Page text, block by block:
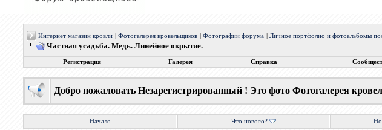
Интернет магазин кровли |Фотогалерея кровельщиков |Фотографии форума |Личное портфолио и фотоальбомы
Частная усадьба. Медь. Линейное окрытие.
Регистрация Галерея Справка
Добро пожаловать Незарегистрированный ! Это фото Фотогалерея
Начало Что нового?